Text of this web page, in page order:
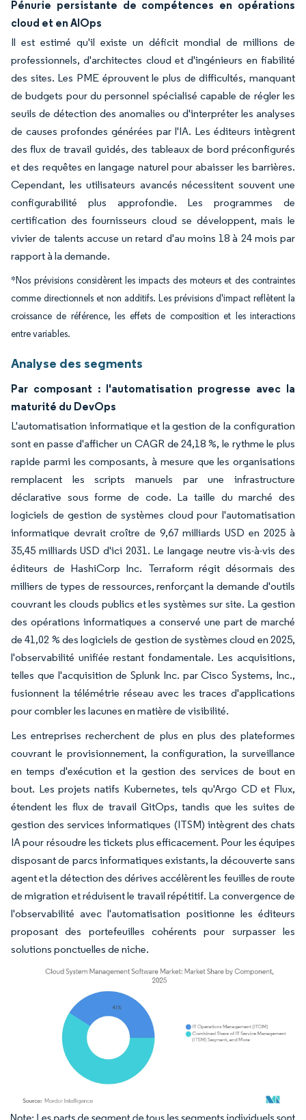
Pénurie persistante de compétences en opérations
cloud et en AIOps
Il est estimé qu'il existe un déficit mondial de millions de
professionnels, d'architectes cloud et d'ingénieurs en fiabilité
des sites. Les PME éprouvent le plus de difficultés, manquant
de budgets pour du personnel spécialisé capable de régler les
seuils de détection des anomalies ou d'interpréter les analyses
de causes profondes générées par l'IA. Les éditeurs intègrent
des flux de travail guidés, des tableaux de bord préconfigurés
et des requêtes en langage naturel pour abaisser les barrières.
Cependant, les utilisateurs avancés nécessitent souvent une
configurabilité plus approfondie. Les programmes de
certification des fournisseurs cloud se développent, mais le
vivier de talents accuse un retard d'au moins 18 à 24 mois par
rapport à la demande.
*Nos prévisions considèrent les impacts des moteurs et des contraintes
comme directionnels et non additifs. Les prévisions d'impact reflètent la
croissance de référence, les effets de composition et les interactions
entre variables.
Analyse des segments
Par composant : l'automatisation progresse avec la
maturité du DevOps
L'automatisation informatique et la gestion de la configuration
sont en passe d'afficher un CAGR de 24,18 %, le rythme le plus
rapide parmi les composants, à mesure que les organisations
remplacent les scripts manuels par une infrastructure
déclarative sous forme de code. La taille du marché des
logiciels de gestion de systèmes cloud pour l'automatisation
informatique devrait croître de 9,67 milliards USD en 2025 à
35,45 milliards USD d'ici 2031. Le langage neutre vis-à-vis des
éditeurs de HashiCorp Inc. Terraform régit désormais des
milliers de types de ressources, renforçant la demande d'outils
couvrant les clouds publics et les systèmes sur site. La gestion
des opérations informatiques a conservé une part de marché
de 41,02 % des logiciels de gestion de systèmes cloud en 2025,
l'observabilité unifiée restant fondamentale. Les acquisitions,
telles que l'acquisition de Splunk Inc. par Cisco Systems, Inc.,
fusionnent la télémétrie réseau avec les traces d'applications
pour combler les lacunes en matière de visibilité.
Les entreprises recherchent de plus en plus des plateformes
couvrant le provisionnement, la configuration, la surveillance
en temps d'exécution et la gestion des services de bout en
bout. Les projets natifs Kubernetes, tels qu'Argo CD et Flux,
étendent les flux de travail GitOps, tandis que les suites de
gestion des services informatiques (ITSM) intègrent des chats
IA pour résoudre les tickets plus efficacement. Pour les équipes
disposant de parcs informatiques existants, la découverte sans
agent et la détection des dérives accélèrent les feuilles de route
de migration et réduisent le travail répétitif. La convergence de
l'observabilité avec l'automatisation positionne les éditeurs
proposant des portefeuilles cohérents pour surpasser les
solutions ponctuelles de niche.